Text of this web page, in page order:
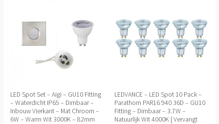
LED Spot Set – Aigi – GU10 Fitting
– Waterdicht IP65 – Dimbaar –
Inbouw Vierkant – Mat Chroom –
6W – Warm Wit 3000K – 82mm
LEDVANCE – LED Spot 10 Pack –
Parathom PAR16 940 36D – GU10
Fitting – Dimbaar – 3.7W –
Natuurlijk Wit 4000K | Vervangt